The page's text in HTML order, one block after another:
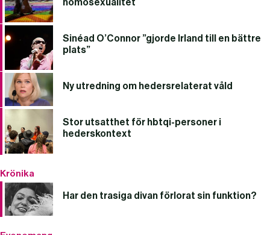
Sinéad O’Connor ”gjorde Irland till en bättre
plats”
Ny utredning om hedersrelaterat våld
Stor utsatthet för hbtqi-personer i
hederskontext
Krönika
Har den trasiga divan förlorat sin funktion?